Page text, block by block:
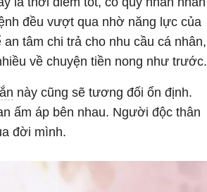
đều vượt qua nhờ năng lực của
tâm chi trả cho nhu cầu cá nhân,
về chuyện tiền nong như trước.
này cũng sẽ tương đối ổn định.
ấm áp bên nhau. Người độc thân
đời mình.